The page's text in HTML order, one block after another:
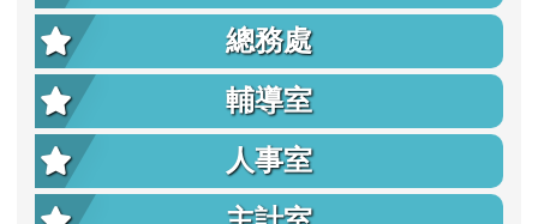
總務處
輔導室
人事室